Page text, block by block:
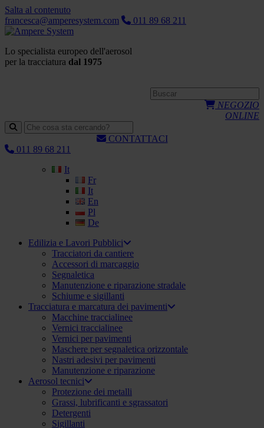
Salta al contenuto
francesca@amperesystem.com
011 89 68 211
Lo specialista europeo dell'aerosol
per la tracciatura dal 1975
NEGOZIO
ONLINE
CONTATTACI
011 89 68 211
It
Fr
It
En
Pl
De
Edilizia e Lavori Pubblici
Tracciatori da cantiere
Accessori di marcaggio
Segnaletica
Manutenzione e riparazione stradale
Schiume e sigillanti
Tracciatura e marcatura dei pavimenti
Macchine traccialinee
Vernici traccialinee
Vernici per pavimenti
Maschere per segnaletica orizzontale
Nastri adesivi per pavimenti
Manutenzione e riparazione
Aerosol tecnici
Protezione dei metalli
Grassi, lubrificanti e sgrassatori
Detergenti
Sigillanti